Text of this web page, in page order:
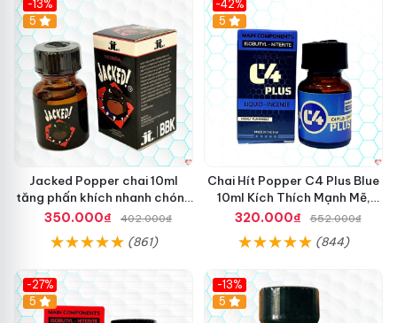
-13%
5
Jacked Popper chai 10ml
tăng phấn khích nhanh chóng
mua ngay
350.000₫ 402.000₫
(861)
-42%
5
Chai Hít Popper C4 Plus Blue
10ml Kích Thích Mạnh Mẽ,
Sảng Khoái
320.000₫ 552.000₫
(844)
-27%
5
-13%
5